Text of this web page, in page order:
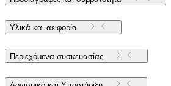
Υλικά και αειφορία
Περιεχόμενα συσκευασίας